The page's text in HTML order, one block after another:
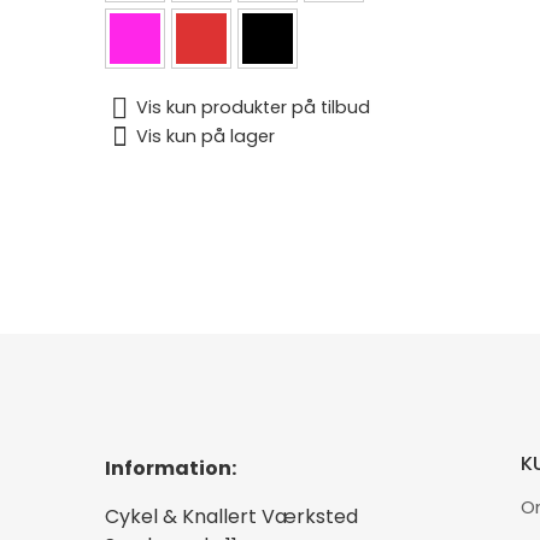
Vis kun produkter på tilbud
Vis kun på lager
Information:
Cykel & Knallert Værksted